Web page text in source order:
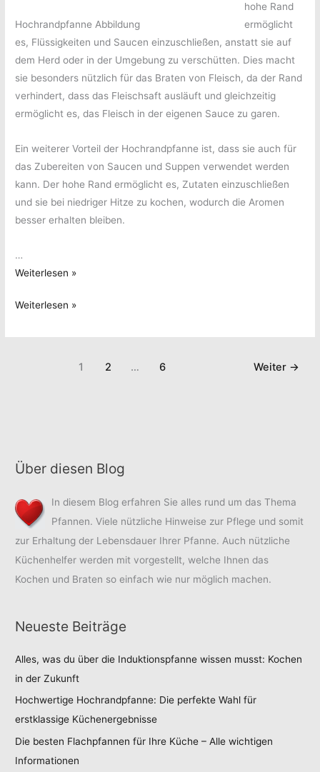
Hochrandpfanne Abbildung
hohe Rand
ermöglicht
es, Flüssigkeiten und Saucen einzuschließen, anstatt sie auf
dem Herd oder in der Umgebung zu verschütten. Dies macht
sie besonders nützlich für das Braten von Fleisch, da der Rand
verhindert, dass das Fleischsaft ausläuft und gleichzeitig
ermöglicht es, das Fleisch in der eigenen Sauce zu garen.
Ein weiterer Vorteil der Hochrandpfanne ist, dass sie auch für
das Zubereiten von Saucen und Suppen verwendet werden
kann. Der hohe Rand ermöglicht es, Zutaten einzuschließen
und sie bei niedriger Hitze zu kochen, wodurch die Aromen
besser erhalten bleiben.
…
Informationen
Vorteile
Weiterlesen »
Informationen
Weiterlesen »
1 2 … 6 Weiter →
Über diesen Blog
In diesem Blog erfahren Sie alles rund um das Thema
Pfannen. Viele nützliche Hinweise zur Pflege und somit
zur Erhaltung der Lebensdauer Ihrer Pfanne. Auch nützliche
Küchenhelfer werden mit vorgestellt, welche Ihnen das
Kochen und Braten so einfach wie nur möglich machen.
Neueste Beiträge
Alles, was du über die Induktionspfanne wissen musst: Kochen
in der Zukunft
Hochwertige Hochrandpfanne: Die perfekte Wahl für
erstklassige Küchenergebnisse
Die besten Flachpfannen für Ihre Küche – Alle wichtigen
Informationen